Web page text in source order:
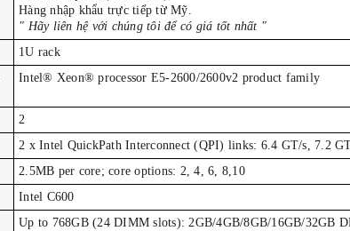
Hàng nhập khẩu trực tiếp từ Mỹ.
" Hãy liên hệ với chúng tôi để có giá tốt nhất "
1U rack
Intel® Xeon® processor E5-2600/2600v2 product family
2
2 x Intel QuickPath Interconnect (QPI) links: 6.4 GT/s, 7.2
2.5MB per core; core options: 2, 4, 6, 8,10
Intel C600
Up to 768GB (24 DIMM slots): 2GB/4GB/8GB/16GB/32GB